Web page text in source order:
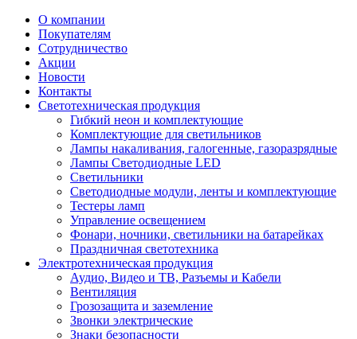
О компании
Покупателям
Сотрудничество
Акции
Новости
Контакты
Светотехническая продукция
Гибкий неон и комплектующие
Комплектующие для светильников
Лампы накаливания, галогенные, газоразрядные
Лампы Светодиодные LED
Светильники
Светодиодные модули, ленты и комплектующие
Тестеры ламп
Управление освещением
Фонари, ночники, светильники на батарейках
Праздничная светотехника
Электротехническая продукция
Аудио, Видео и ТВ, Разъемы и Кабели
Вентиляция
Грозозащита и заземление
Звонки электрические
Знаки безопасности